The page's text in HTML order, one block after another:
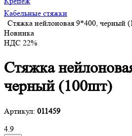
Кабельные стяжки
Стяжка нейлоновая 9*400, черный
Новинка
НДС 22%
Стяжка
черный (100шт)
Артикул: 011459
4.9